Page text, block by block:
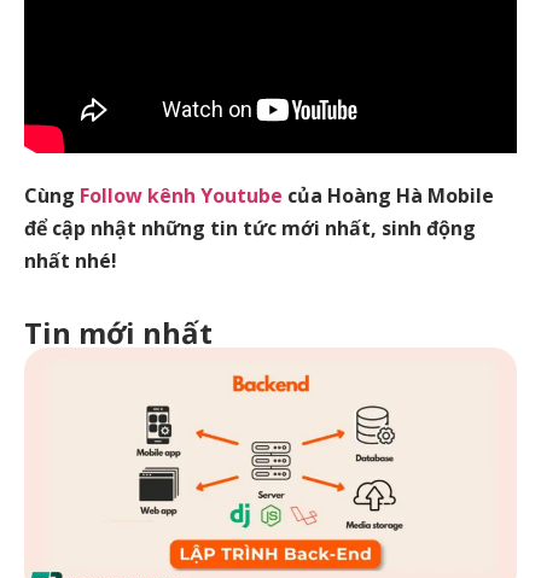
Cùng Follow kênh Youtube của Hoàng Hà Mobile
để cập nhật những tin tức mới nhất, sinh động
nhất nhé!
Tin mới nhất